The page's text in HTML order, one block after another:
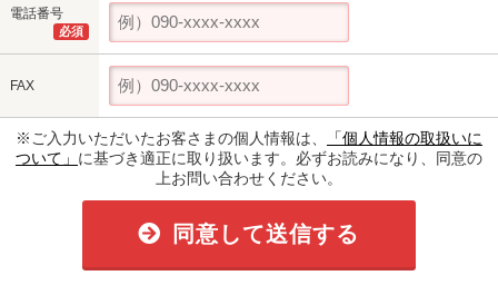
電話番号
必須
FAX
※ご入力いただいたお客さまの個人情報は、
「個人情報の取扱いに
ついて」 に基づき適正に取り扱います。必ずお読みになり、同意の
上お問い合わせください。
同意して送信する